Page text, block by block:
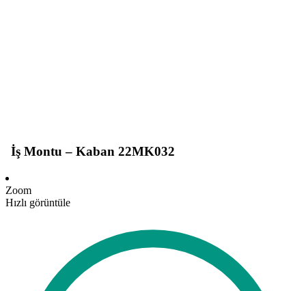
İş Montu – Kaban 22MK032
Zoom
Hızlı görüntüle